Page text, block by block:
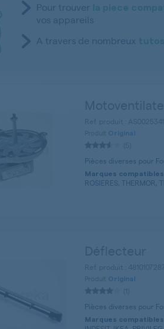
Pour trouver
vos appareils
A travers de nombreux
Original
Pièces diverses pour
Marques compatibles
ROSIERES, THERMOR,
Original
Pièces diverses pour
Marques compatibles